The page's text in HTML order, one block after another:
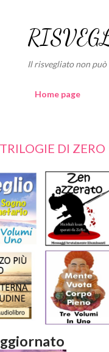
Il risvegliato non
Home page
DI ZERO